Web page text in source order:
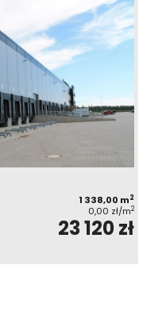
1 338,00 m2
0,00 zł/m2
23 120 zł